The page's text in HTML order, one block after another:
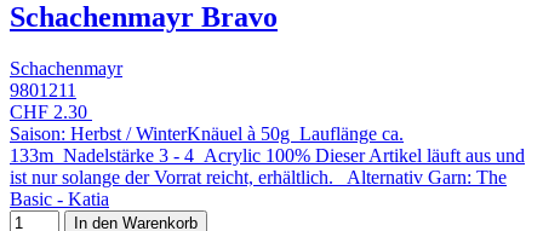
Schachenmayr Bravo
Schachenmayr
9801211
CHF 2.30
Saison: Herbst / WinterKnäuel à 50g Lauflänge ca.
133m Nadelstärke 3 - 4 Acrylic 100% Dieser Artikel läuft aus und
ist nur solange der Vorrat reicht, erhältlich. Alternativ Garn: The
Basic - Katia
In den Warenkorb